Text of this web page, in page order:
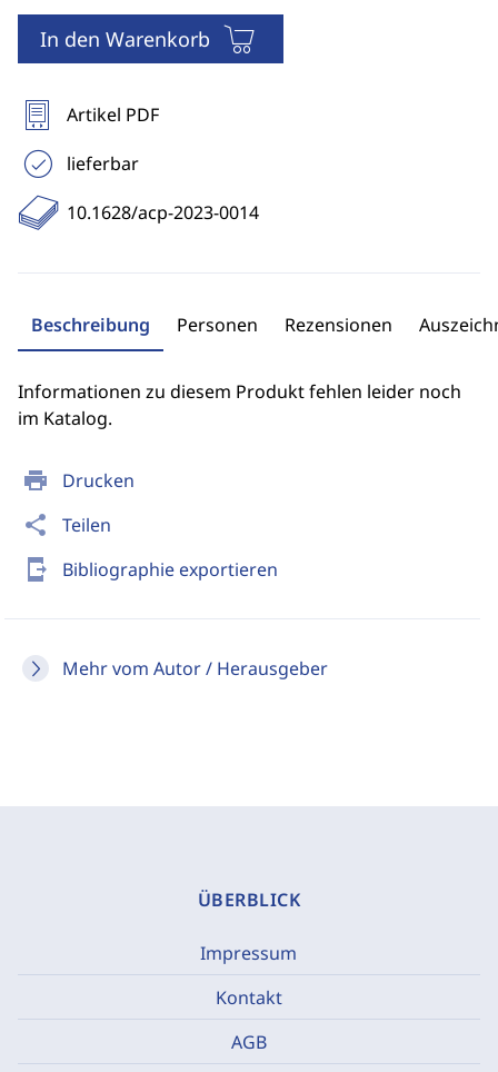
print Drucken
share Teilen
send_to_mobile Bibliographie exportieren
Mehr vom Autor / Herausgeber
In den Warenkorb
Artikel PDF
lieferbar
10.1628/acp-2023-0014
Beschreibung Personen Rezensionen
Informationen zu diesem Produkt fehlen leider noch
im Katalog.
ÜBERBLICK
Impressum
Kontakt
AGB